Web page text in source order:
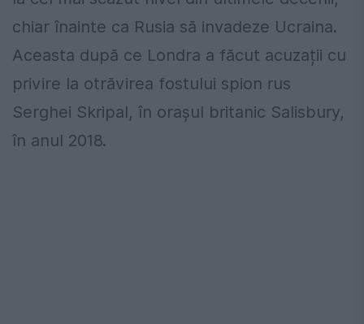
chiar înainte ca Rusia să invadeze Ucraina.
Aceasta după ce Londra a făcut acuzații cu
privire la otrăvirea fostului spion rus
Serghei Skripal, în oraşul britanic Salisbury,
în anul 2018.